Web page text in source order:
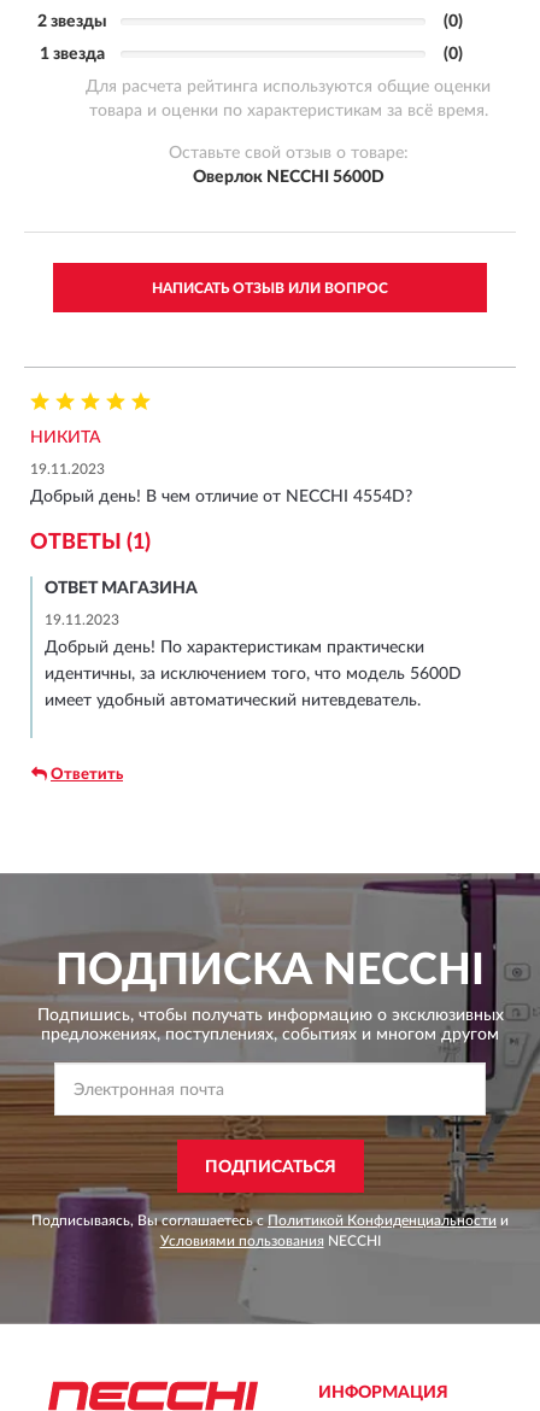
2 звезды
(0)
1 звезда
(0)
Для расчета рейтинга используются общие оценки
товара и оценки по характеристикам за всё время.
Оставьте свой отзыв о товаре:
Оверлок NECCHI 5600D
НАПИСАТЬ ОТЗЫВ ИЛИ ВОПРОС
НИКИТА
19.11.2023
Добрый день! В чем отличие от NECCHI 4554D?
ОТВЕТЫ (1)
ОТВЕТ МАГАЗИНА
19.11.2023
Добрый день! По характеристикам практически
идентичны, за исключением того, что модель 5600D
имеет удобный автоматический нитевдеватель.
Ответить
ПОДПИСКАNECCHI
Подпишись, чтобы получать информацию о эксклюзивных
предложениях,поступлениях, событиях и многом другом
ПОДПИСАТЬСЯ
Подписываясь, Вы соглашаетесь с Политикой Конфиденциальности и
Условиями пользования NECCHI
ИНФОРМАЦИЯ